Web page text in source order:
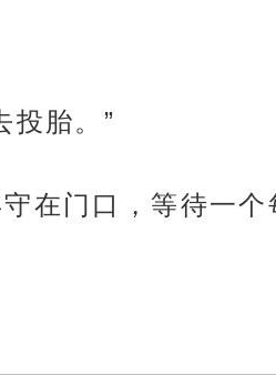
投胎。”
在门口，等待一